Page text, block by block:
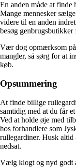
En anden måde at finde
Mange mennesker
videre til en anden
besøg
Vær dog opmærksom
mangler, så sørg for at
køb.
Opsummering
At finde billige
samtidig med at du får
Ved at holde øje med
hos forhandlere som
rullegardiner. Husk altid
nedsat.
Vælg klogt og nyd godt